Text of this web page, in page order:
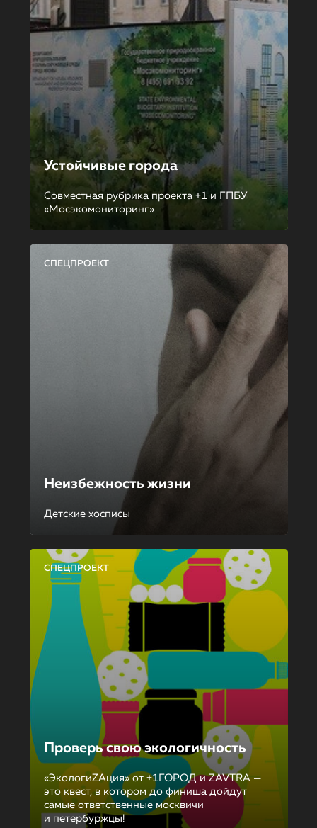
Устойчивые города
Совместная рубрика проекта +1 и ГПБУ
«Мосэкомониторинг»
СПЕЦПРОЕКТ
Неизбежность жизни
Детские хосписы
СПЕЦПРОЕКТ
Проверь свою экологичность
«ЭкологиZAция» от +1ГОРОД и ZAVTRA —
это квест, в котором до финиша дойдут
самые ответственные москвичи
и петербуржцы!